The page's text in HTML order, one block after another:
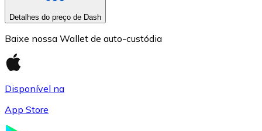
Detalhes do preço de Dash
Baixe nossa Wallet de auto-custódia
Disponível na
App Store